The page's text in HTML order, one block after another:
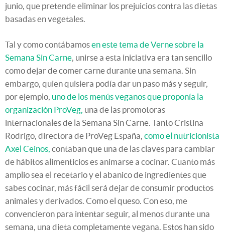
junio, que pretende eliminar los prejuicios contra las dietas
basadas en vegetales.
Tal y como contábamosen este tema de Verne sobre la
Semana Sin Carne, unirse a esta iniciativa era tan sencillo
como dejar de comer carne durante una semana. Sin
embargo, quien quisiera podía dar un paso más y seguir,
por ejemplo, uno de los menús veganos que proponía la
organización ProVeg, una de las promotoras
internacionales de la Semana Sin Carne. Tanto Cristina
Rodrigo, directora de ProVeg España, como el nutricionista
Axel Ceinos, contaban que una de las claves para cambiar
de hábitos alimenticios es animarse a cocinar. Cuanto más
amplio sea el recetario y el abanico de ingredientes que
sabes cocinar, más fácil será dejar de consumir productos
animales y derivados. Como el queso. Con eso, me
convencieron para intentar seguir, al menos durante una
semana, una dieta completamente vegana. Estos han sido